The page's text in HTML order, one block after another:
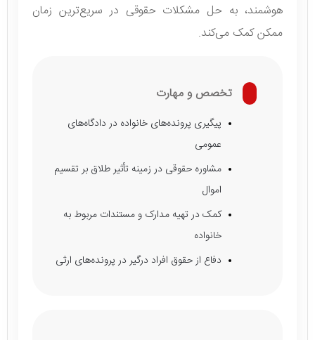
هوشمند، به حل مشکلات حقوقی در سریع‌ترین زمان
ممکن کمک می‌کند.
تخصص و مهارت
پیگیری پرونده‌های خانواده در دادگاه‌های
عمومی
مشاوره حقوقی در زمینه تأثیر طلاق بر تقسیم
اموال
کمک در تهیه مدارک و مستندات مربوط به
خانواده
دفاع از حقوق افراد درگیر در پرونده‌های ارثی